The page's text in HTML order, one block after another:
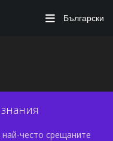
Български
често срещаните